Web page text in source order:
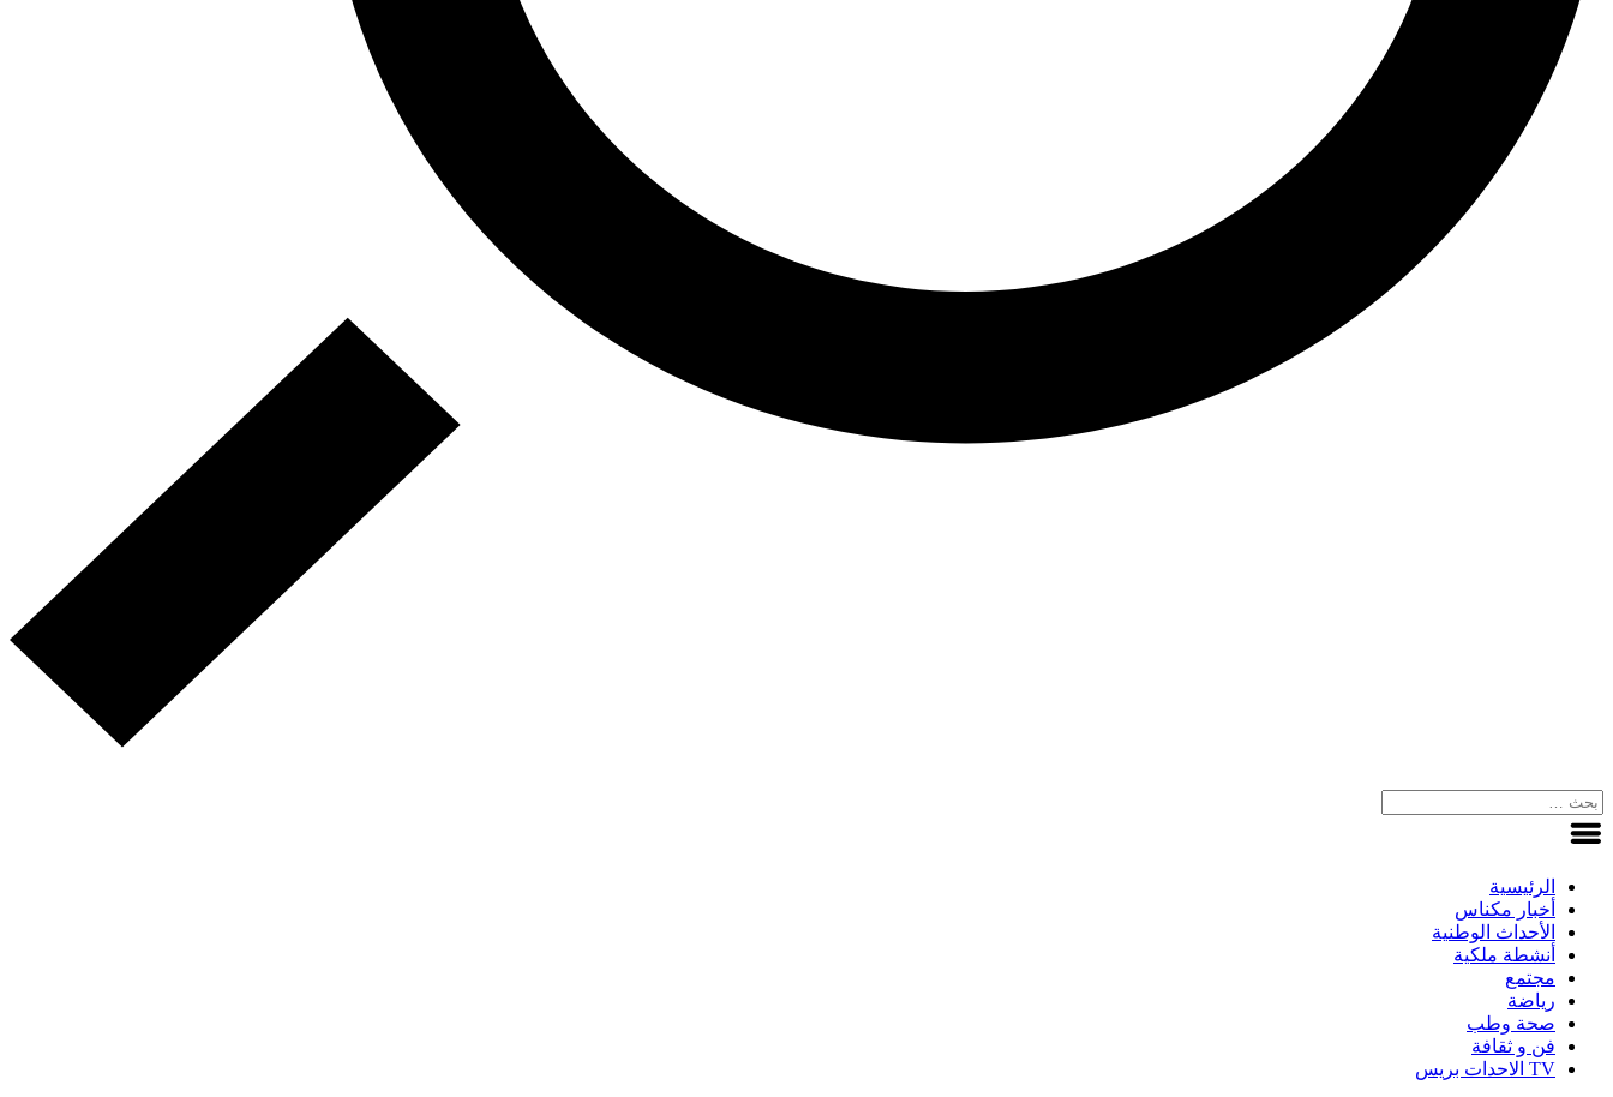
الرئيسية
أخبار مكناس
الأحداث الوطنية
أنشطة ملكية
مجتمع
رياضة
صحة وطب
فن و ثقافة
TV الاحدات بريس